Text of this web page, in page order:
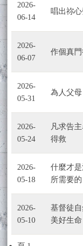
2026-
06-14
唱出祢
2026-
06-07
作個真門
2026-
05-31
為人父
2026-
05-24
凡求告
得救
2026-
05-18
什麼才
所需要的
2026-
05-10
基督徒
美好生命